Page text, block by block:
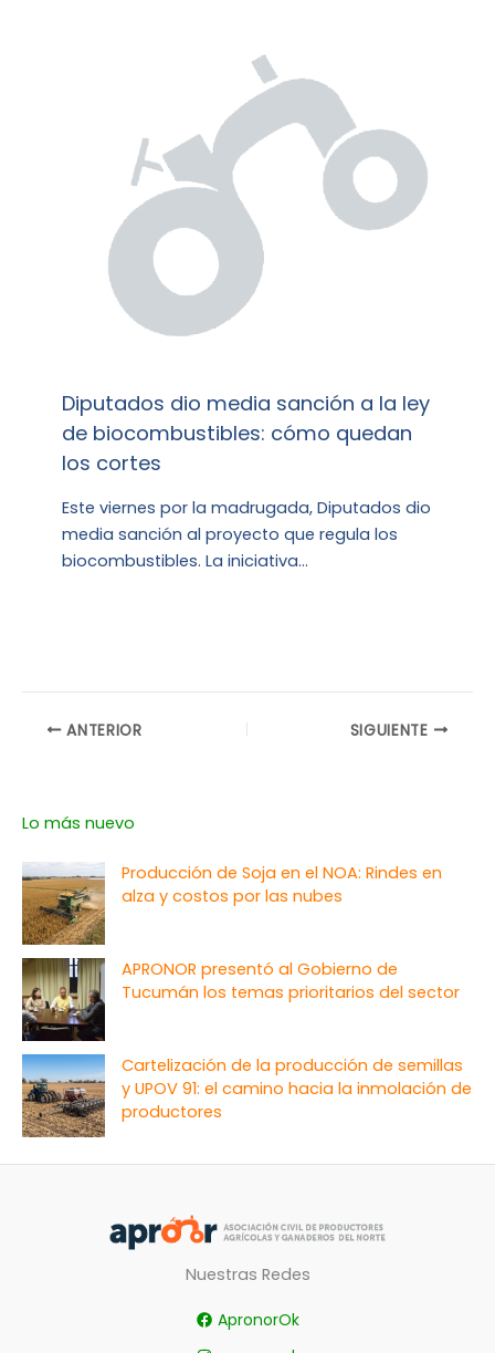
Diputados dio media sanción a la ley
de biocombustibles: cómo quedan
los cortes
Este viernes por la madrugada, Diputados dio
media sanción al proyecto que regula los
biocombustibles. La iniciativa…
ANTERIOR SIGUIENTE
Lo más nuevo
Producción de Soja en el NOA: Rindes en
alza y costos por las nubes
APRONOR presentó al Gobierno de
Tucumán los temas prioritarios del sector
Cartelización de la producción de semillas
y UPOV 91: el camino hacia la inmolación de
productores
Nuestras Redes
ApronorOk